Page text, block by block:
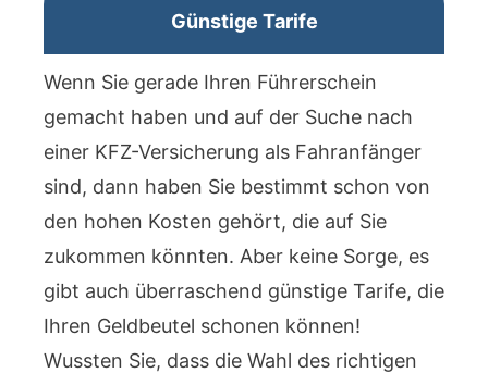
Günstige Tarife
Wenn Sie gerade Ihren Führerschein
gemacht haben und auf der Suche nach
einer KFZ-Versicherung als Fahranfänger
sind, dann haben Sie bestimmt schon von
den hohen Kosten gehört, die auf Sie
zukommen könnten. Aber keine Sorge, es
gibt auch überraschend günstige Tarife, die
Ihren Geldbeutel schonen können!
Wussten Sie, dass die Wahl des richtigen